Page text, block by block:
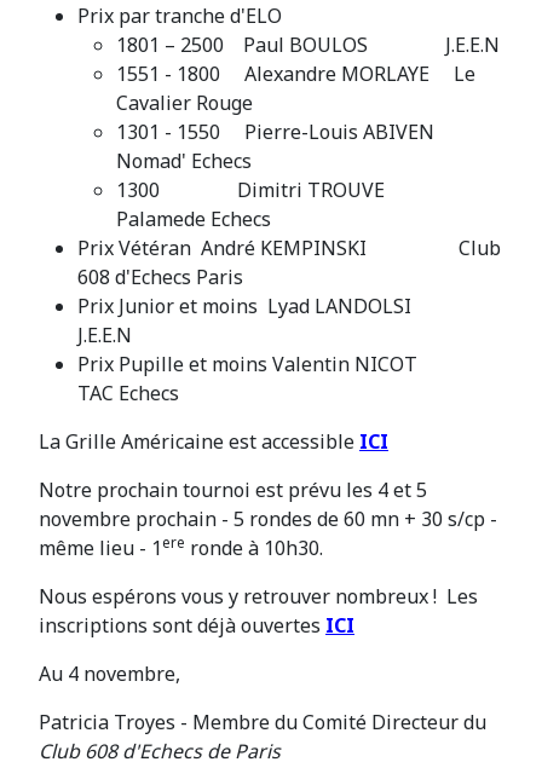
Prix par tranche d'ELO
1801 – 2500 Paul BOULOS J.E.E.N
1551 - 1800 Alexandre MORLAYE Le
Cavalier Rouge
1301 - 1550 Pierre-Louis ABIVEN
Nomad' Echecs
1300 Dimitri TROUVE
Palamede Echecs
Prix Vétéran André KEMPINSKI Club
608 d'Echecs Paris
Prix Junior et moins Lyad LANDOLSI
J.E.E.N
Prix Pupille et moins Valentin NICOT
TAC Echecs
La Grille Américaine est accessible ICI
Notre prochain tournoi est prévu les 4 et 5
novembre prochain - 5 rondes de 60 mn + 30 s/cp -
même lieu - 1ere ronde à 10h30.
Nous espérons vous y retrouver nombreux ! Les
inscriptions sont déjà ouvertes ICI
Au 4 novembre,
Patricia Troyes - Membre du Comité Directeur du
Club 608 d'Echecs de Paris